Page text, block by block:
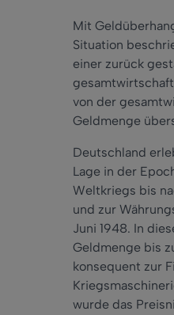
Mit
Situation
einer zurück
von der
Geldmenge
Deutschland
Lage in der
Weltkriegs bis
und zur
Juni 1948. In
Geldmenge bis
konsequent zur
wurde das